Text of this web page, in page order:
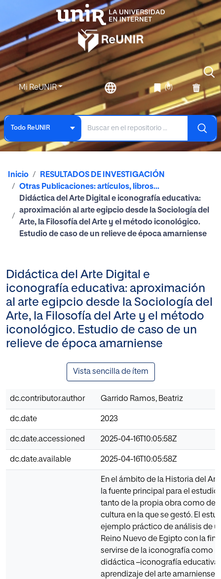
Mi ReUNIR (0)
Todo ReUNIR
Inicio
RESULTADOS DE INVESTIGACIÓN
Otras Publicaciones: artículos, libros...
Didáctica del Arte Digital e iconografía educativa:
aproximación al arte egipcio desde la Sociología del
Arte, la Filosofía del Arte y el método iconológico.
Estudio de caso de un relieve de época amarniense
Didáctica del Arte Digital e
iconografía educativa: aproximación
al arte egipcio desde la Sociología del
Arte, la Filosofía del Arte y el método
iconológico. Estudio de caso de un
relieve de época amarniense
Vista sencilla de ítem
dc.contributor.author Garrido Ramos, Beatriz
dc.date 2023
dc.date.accessioned 2025-04-16T10:05:58Z
dc.date.available 2025-04-16T10:05:58Z
En el ámbito de la Historia del
la fuente principal para el
tanto de la propia obra como del
cultura en la que se gestó. El
ejemplo práctico de análisis de
Reino Nuevo de Egipto con la
servirse de la iconografía como
didáctica –iconografía
aprendizaje del arte amarniense.